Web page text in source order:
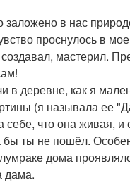
заложено в нас
проснулось в
создавал, мастерил.
в деревне, как я
(я называла ее
себе, что она живая, и
бы ты не пошёл.
дома
дама.